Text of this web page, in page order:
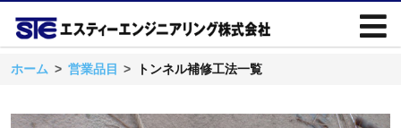
ホーム 営業品目 トンネル補修工法一覧